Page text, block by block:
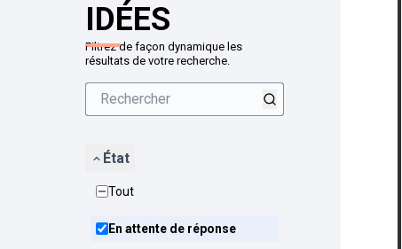
IDÉES
Filtrez de façon dynamique les
résultats de votre recherche.
État
Tout
En attente de réponse